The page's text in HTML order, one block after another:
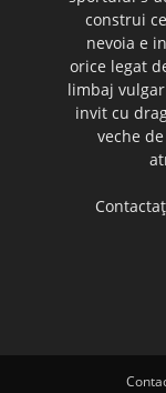
construi
nevoia e
orice legat
limbaj
invit cu
veche